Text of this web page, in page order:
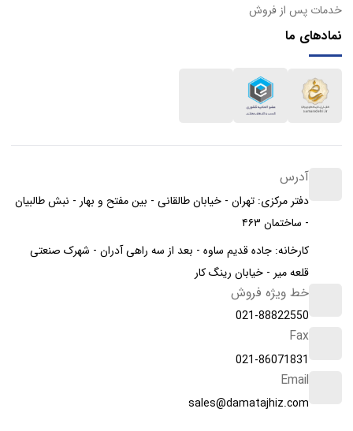
خدمات پس از فروش
نمادهای ما
آدرس
دفتر مرکزی: تهران - خیابان طالقانی - بین مفتح و بهار - نبش طالبیان
- ساختمان ۴۶۳
کارخانه: جاده قدیم ساوه - بعد از سه راهی آدران - شهرک صنعتی
قلعه میر - خیابان رینگ کار
خط ویژه فروش
021-88822550
Fax
021-86071831
Email
sales@damatajhiz.com